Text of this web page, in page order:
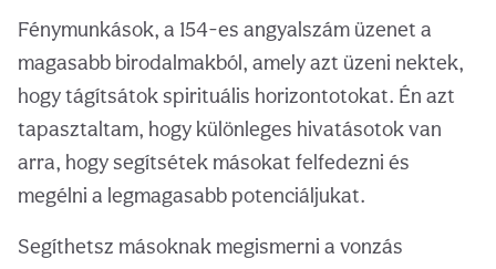
Fénymunkások, a 154-es angyalszám üzenet a
magasabb birodalmakból, amely azt üzeni nektek,
hogy tágítsátok spirituális horizontotokat. Én azt
tapasztaltam, hogy különleges hivatásotok van
arra, hogy segítsétek másokat felfedezni és
megélni a legmagasabb potenciáljukat.
Segíthetsz másoknak megismerni a vonzás